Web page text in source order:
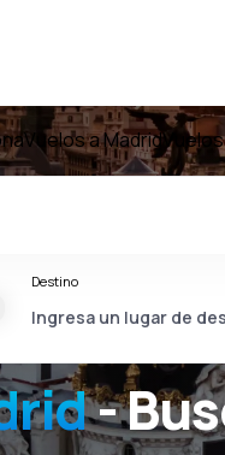
Vuelos a Madrid
-
Destino